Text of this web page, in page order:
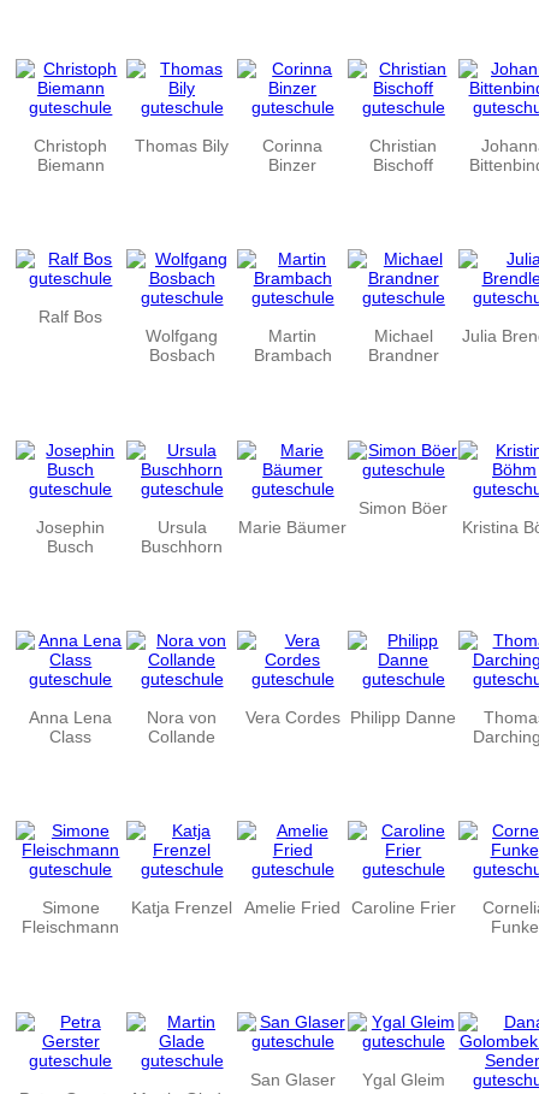
Christoph
Biemann
Thomas Bily
Corinna
Binzer
Christian
Bischoff
Ralf Bos
Wolfgang
Bosbach
Martin
Brambach
Michael
Brandner
Julia
Josephin
Busch
Ursula
Buschhorn
Marie Bäumer
Simon Böer
Kristina
Anna Lena
Class
Nora von
Collande
Vera Cordes Philipp Danne
Simone
Fleischmann
Katja Frenzel Amelie Fried Caroline Frier
Funke
San Glaser
Ygal Gleim